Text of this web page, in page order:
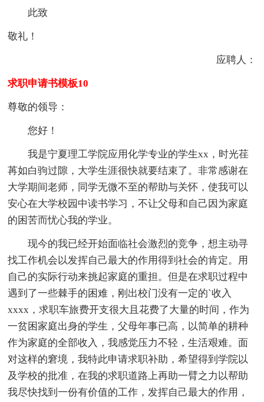
此致
敬礼！
应聘人：
求职申请书模板10
尊敬的领导：
您好！
我是宁夏理工学院应用化学专业的学生xx，时光荏
苒如白驹过隙，大学生涯很快就要结束了。非常感谢在
大学期间老师，同学无微不至的帮助与关怀，使我可以
安心在大学校园中读书学习，不让父母和自己因为家庭
的困苦而忧心我的学业。
现今的我已经开始面临社会激烈的竞争，想主动寻
找工作机会以发挥自己最大的作用得到社会的肯定。用
自己的实际行动来挑起家庭的重担。但是在求职过程中
遇到了一些棘手的困难，刚出校门没有一定的`收入
xxxx，求职车旅费开支很大且花费了大量的时间，作为
一贫困家庭出身的学生，父母年事已高，以简单的耕种
作为家庭的全部收入，我感觉压力不轻，生活艰难。面
对这样的窘境，我特此申请求职补助，希望得到学院以
及学校的批准，在我的求职道路上再助一臂之力以帮助
我尽快找到一份有价值的工作，发挥自己最大的作用，